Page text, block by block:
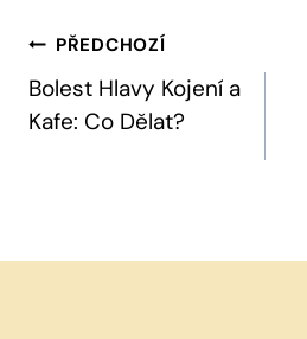
Navigace
Pro
Příspěvek
PŘEDCHOZÍ
Bolest Hlavy Kojení a
Kafe: Co Dělat?